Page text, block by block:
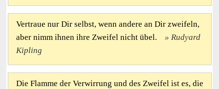
Vertraue nur Dir selbst, wenn andere an Dir zweifeln,
aber nimm ihnen ihre Zweifel nicht übel.
Rudyard
Kipling
Die Flamme der Verwirrung und des Zweifel ist es, die